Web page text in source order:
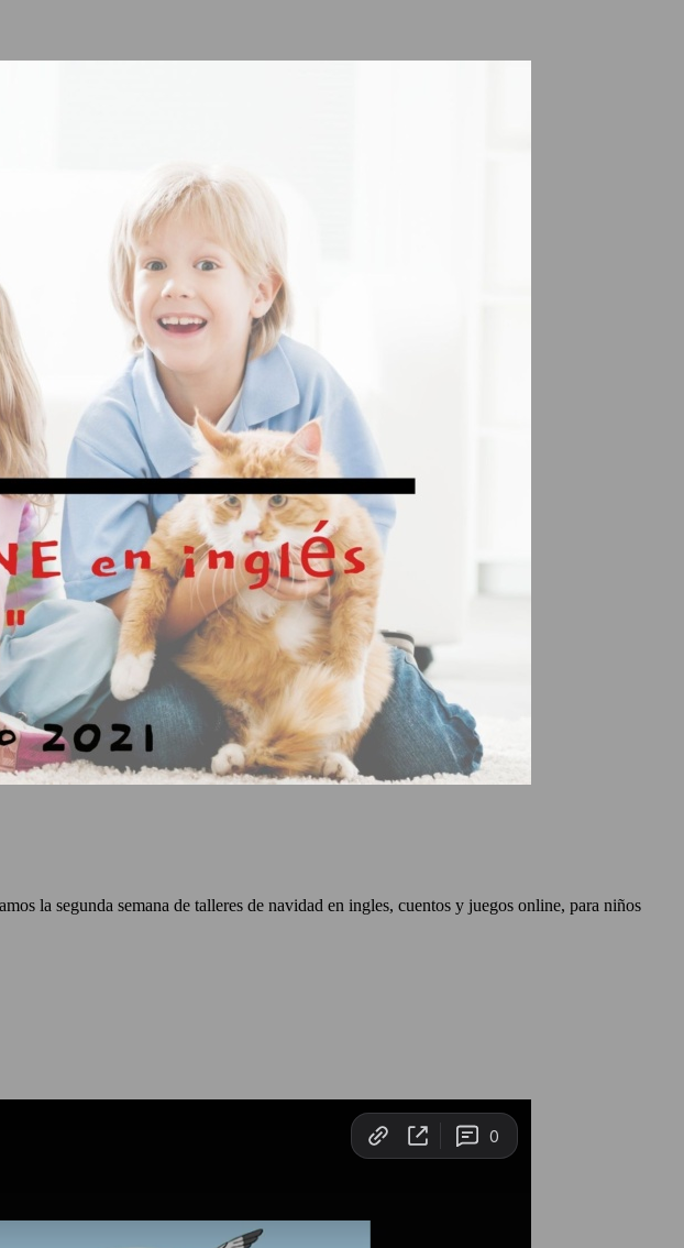
la segunda semana de talleres de navidad en ingles, cuentos y juegos online, para niños